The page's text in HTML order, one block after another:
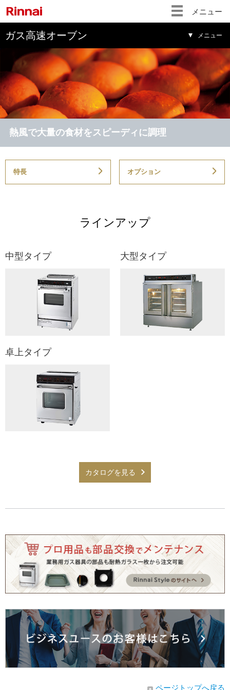
メニュー
ガス高速オーブン メニュー
熱風で大量の食材をスピーディに調理
特長 オプション
ラインアップ
中型タイプ 大型タイプ
卓上タイプ
カタログを見る
ページトップへ戻る